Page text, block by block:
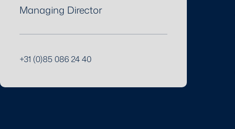
Managing Director
+31 (0)85 086 24 40